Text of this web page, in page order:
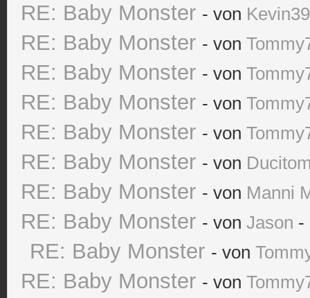
RE: Baby Monster - von
RE: Baby Monster - von
RE: Baby Monster - von
RE: Baby Monster - von
RE: Baby Monster - von
RE: Baby Monster - von
RE: Baby Monster - von Manni
RE: Baby Monster - von Jason -
RE: Baby Monster - von
RE: Baby Monster - von